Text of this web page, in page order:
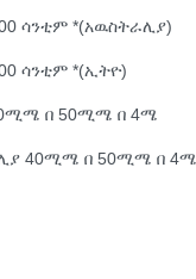
ሳንቲም *(አዉስትራሊያ)
ሳንቲም *(ኢትዮ)
በ 50ሚሜ በ 4ሜ
40ሚሜ በ 50ሚሜ በ 4ሜ